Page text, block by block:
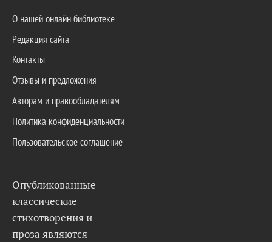
О нашей онлайн библиотеке
Редакция сайта
Контакты
Отзывы и предложения
Авторам и правообладателям
Политика конфиденциальности
Пользовательское соглашение
Опубликованные
классические
стихотворения и
проза являются